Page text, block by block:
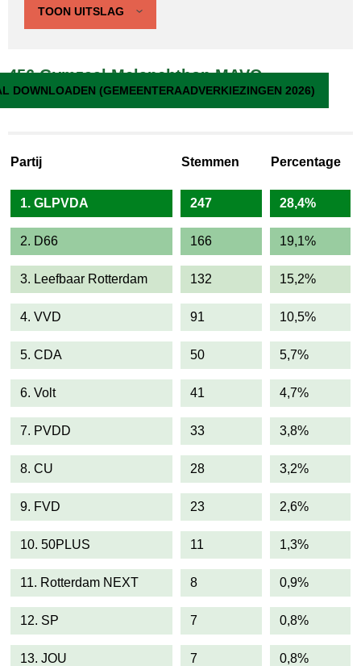
TOON UITSLAG
456 Gymzaal Melanchthon MAVO
Schiebroek
DOWNLOADEN (GEMEENTERAADVERKIEZINGEN 2026)
Partij Stemmen Percentage
1. GLPVDA 247 28,4%
2. D66 166 19,1%
3. Leefbaar Rotterdam 132 15,2%
4. VVD 91 10,5%
5. CDA 50 5,7%
6. Volt 41 4,7%
7. PVDD 33 3,8%
8. CU 28 3,2%
9. FVD 23 2,6%
10. 50PLUS 11 1,3%
11. Rotterdam NEXT 8 0,9%
12. SP 7 0,8%
13. JOU 7 0,8%